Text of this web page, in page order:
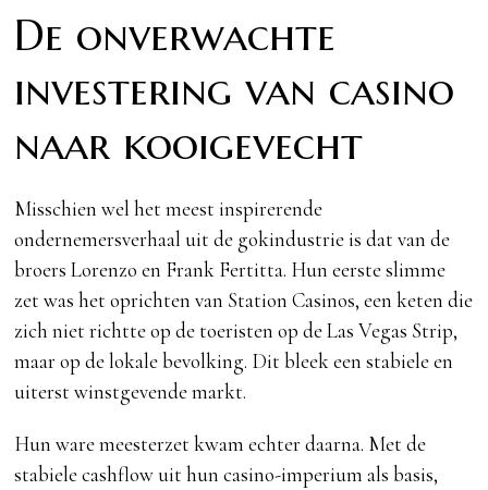
De onverwachte
investering van casino
naar kooigevecht
Misschien wel het meest inspirerende
ondernemersverhaal uit de gokindustrie is dat van de
broers Lorenzo en Frank Fertitta. Hun eerste slimme
zet was het oprichten van Station Casinos, een keten die
zich niet richtte op de toeristen op de Las Vegas Strip,
maar op de lokale bevolking. Dit bleek een stabiele en
uiterst winstgevende markt.
Hun ware meesterzet kwam echter daarna. Met de
stabiele cashflow uit hun casino-imperium als basis,